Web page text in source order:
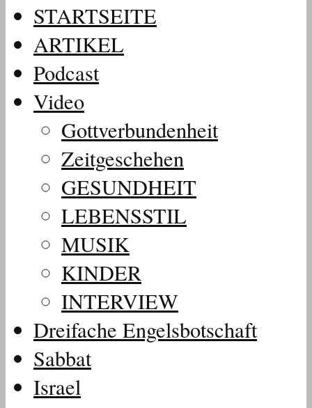
STARTSEITE
ARTIKEL
Podcast
Video
Gottverbundenheit
Zeitgeschehen
GESUNDHEIT
LEBENSSTIL
MUSIK
KINDER
INTERVIEW
Dreifache Engelsbotschaft
Sabbat
Israel